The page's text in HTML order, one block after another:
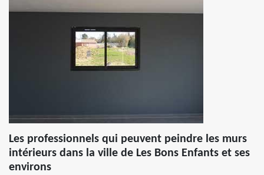
Les professionnels qui peuvent peindre les murs
intérieurs dans la ville de Les Bons Enfants et ses
environs